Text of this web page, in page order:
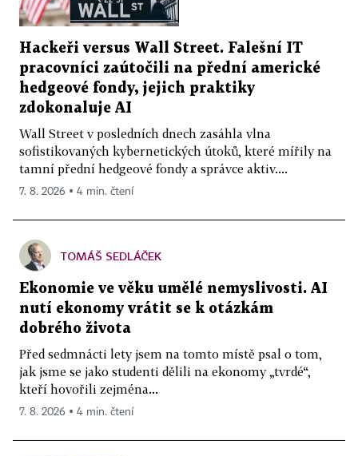
Hackeři versus Wall Street. Falešní IT
pracovníci zaútočili na přední americké
hedgeové fondy, jejich praktiky
zdokonaluje AI
Wall Street v posledních dnech zasáhla vlna
sofistikovaných kybernetických útoků, které mířily na
tamní přední hedgeové fondy a správce aktiv....
7. 8. 2026 ▪ 4 min. čtení
TOMÁŠ SEDLÁČEK
Ekonomie ve věku umělé nemyslivosti. AI
nutí ekonomy vrátit se k otázkám
dobrého života
Před sedmnácti lety jsem na tomto místě psal o tom,
jak jsme se jako studenti dělili na ekonomy „tvrdé“,
kteří hovořili zejména...
7. 8. 2026 ▪ 4 min. čtení